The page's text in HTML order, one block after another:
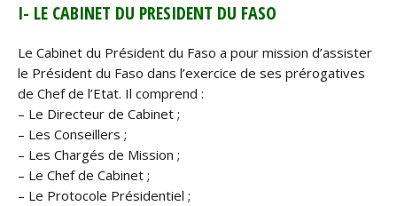
I- LE CABINET DU PRESIDENT DU FASO
Le Cabinet du Président du Faso a pour mission d’assister
le Président du Faso dans l’exercice de ses prérogatives
de Chef de l’Etat. Il comprend :
– Le Directeur de Cabinet ;
– Les Conseillers ;
– Les Chargés de Mission ;
– Le Chef de Cabinet ;
– Le Protocole Présidentiel ;